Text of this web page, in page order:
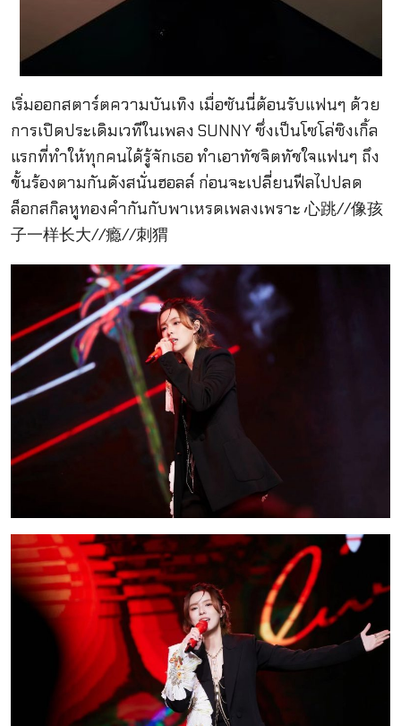
เริ่มออกสตาร์ตความบันเทิง เมื่อซันนี่ต้อนรับแฟนๆ ด้วย
การเปิดประเดิมเวทีในเพลง SUNNY ซึ่งเป็นโซโล่ซิงเกิ้ล
แรกที่ทำให้ทุกคนได้รู้จักเธอ ทำเอาทัชจิตทัชใจแฟนๆ ถึง
ขั้นร้องตามกันดังสนั่นฮอลล์ ก่อนจะเปลี่ยนฟีลไปปลด
ล็อกสกิลหูทองคำกันกับพาเหรดเพลงเพราะ 心跳//像孩
子一样长大//瘾//刺猬